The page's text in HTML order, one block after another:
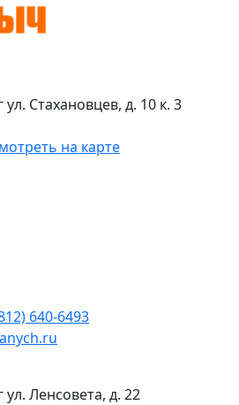
ул. Стахановцев, д. 10 к. 3
на карте
640-6493
ул. Ленсовета, д. 22